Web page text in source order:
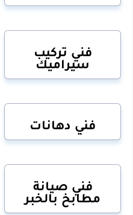
فني تركيب
سيراميك
فني دهانات
فني صيانة
مطابخ بالخبر